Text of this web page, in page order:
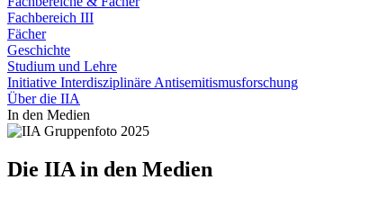
Fachbereich III
Fächer
Geschichte
Studium und Lehre
Initiative Interdisziplinäre Antisemitismusforschung
Über die IIA
In den Medien
Die IIA in den Medien